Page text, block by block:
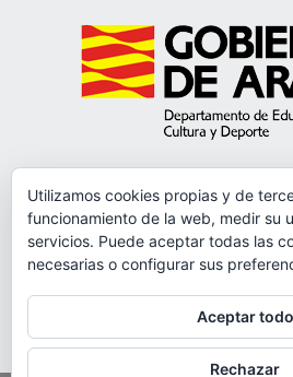
Utilizamos cookies propias y de
funcionamiento de la web, medir su
servicios. Puede aceptar todas las
necesarias o configurar sus
Aceptar todo
Rechazar